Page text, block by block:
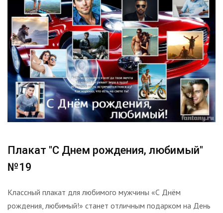
Плакат "С Днем рождения, любимый"
№19
Классный плакат для любимого мужчины «С Днём
рождения, любимый!» станет отличным подарком на День